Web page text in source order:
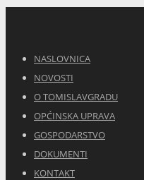
NASLOVNICA
NOVOSTI
O TOMISLAVGRADU
OPĆINSKA UPRAVA
GOSPODARSTVO
DOKUMENTI
KONTAKT